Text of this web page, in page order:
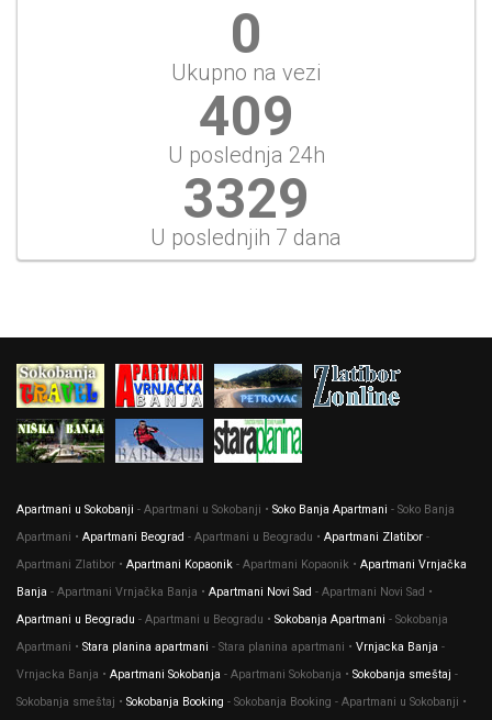
0
Ukupno na vezi
456
U poslednja 24h
3713
U poslednjih 7 dana
Apartmani u Sokobanji - Apartmani u Sokobanji • Soko Banja Apartmani - Soko Banja
Apartmani • Apartmani Beograd - Apartmani u Beogradu • Apartmani Zlatibor -
Apartmani Zlatibor • Apartmani Kopaonik - Apartmani Kopaonik • Apartmani Vrnjačka
Banja - Apartmani Vrnjačka Banja • Apartmani Novi Sad - Apartmani Novi Sad •
Apartmani u Beogradu - Apartmani u Beogradu • Sokobanja Apartmani - Sokobanja
Apartmani • Stara planina apartmani - Stara planina apartmani • Vrnjacka Banja -
Vrnjacka Banja • Apartmani Sokobanja - Apartmani Sokobanja • Sokobanja smeštaj -
Sokobanja smeštaj • Sokobanja Booking - Sokobanja Booking - Apartmani u Sokobanji •